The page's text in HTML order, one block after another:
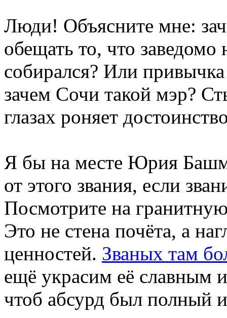
Люди! Объясните мне:
обещать то, что
собирался? Или
зачем Сочи такой мэр?
глазах роняет
Я бы на месте Юрия
от этого звания, если
Посмотрите на
Это не стена почёта, а
ценностей. Званых там
ещё украсим её славным
чтоб абсурд был полный